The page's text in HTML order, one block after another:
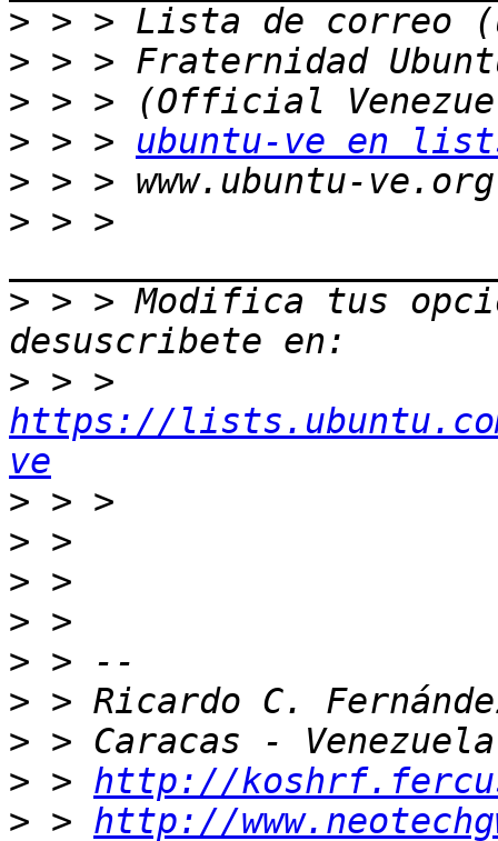
>
>
>
> > > ubuntu-ve en
>
> > >
> > > Modifica tus
>
https://
ve
>
>
>
>
>
>
>
> > http://
> > http://